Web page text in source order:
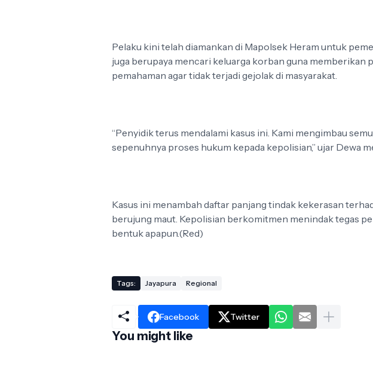
Pelaku kini telah diamankan di Mapolsek Heram untuk
juga berupaya mencari keluarga korban guna memberikan
pemahaman agar tidak terjadi gejolak di masyarakat.
“Penyidik terus mendalami kasus ini. Kami mengimbau
sepenuhnya proses hukum kepada kepolisian,” ujar Dewa
Kasus ini menambah daftar panjang tindak kekerasan
berujung maut. Kepolisian berkomitmen menindak tegas
bentuk apapun.(Red)
Tags: Jayapura Regional
Facebook Twitter
You might like